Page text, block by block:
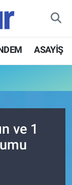
ASAYİŞ
ve 1